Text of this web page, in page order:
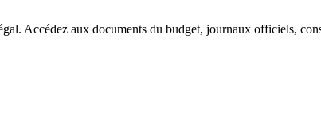
Accédez aux documents du budget, journaux officiels,